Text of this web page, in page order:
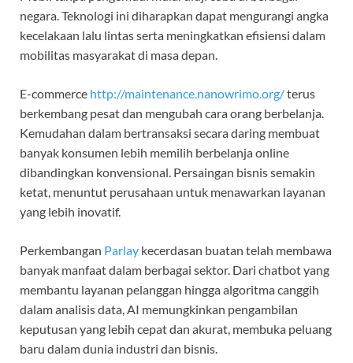
negara. Teknologi ini diharapkan dapat mengurangi angka
kecelakaan lalu lintas serta meningkatkan efisiensi dalam
mobilitas masyarakat di masa depan.
E-commerce http://maintenance.nanowrimo.org/terus
berkembang pesat dan mengubah cara orang berbelanja.
Kemudahan dalam bertransaksi secara daring membuat
banyak konsumen lebih memilih berbelanja online
dibandingkan konvensional. Persaingan bisnis semakin
ketat, menuntut perusahaan untuk menawarkan layanan
yang lebih inovatif.
Perkembangan Parlay kecerdasan buatan telah membawa
banyak manfaat dalam berbagai sektor. Dari chatbot yang
membantu layanan pelanggan hingga algoritma canggih
dalam analisis data, AI memungkinkan pengambilan
keputusan yang lebih cepat dan akurat, membuka peluang
baru dalam dunia industri dan bisnis.